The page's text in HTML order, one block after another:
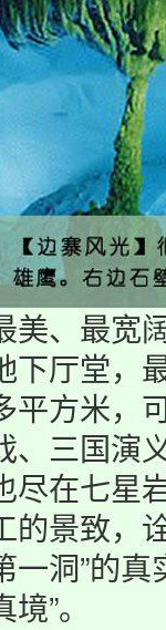
美、最宽
下厅堂，
平方米，
、三国演
尽在七星
的景致，
一洞”的
境”。